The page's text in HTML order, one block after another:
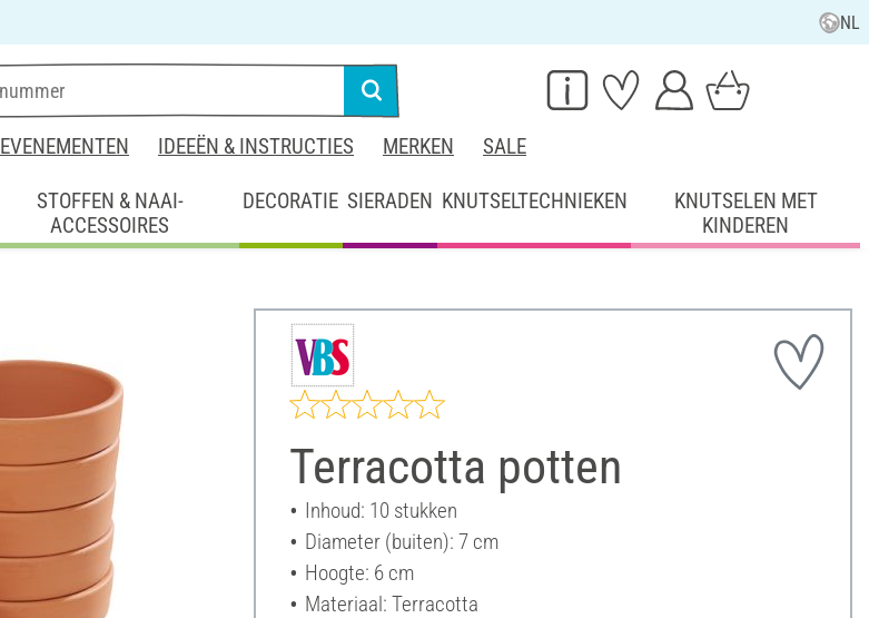
NL
EVENEMENTEN IDEEËN & INSTRUCTIES MERKEN SALE
STOFFEN & NAAI-
ACCESSOIRES
DECORATIE SIERADEN KNUTSELTECHNIEKEN
KNUTSELEN MET
KINDEREN
Terracotta potten
Inhoud: 10 stukken
Diameter (buiten): 7 cm
Hoogte: 6 cm
Materiaal: Terracotta